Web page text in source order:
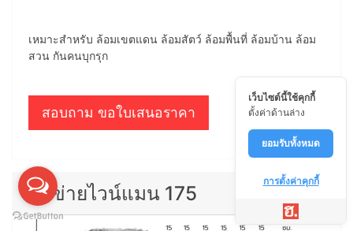
เหมาะสำหรับ ล้อมเขตแดน ล้อมสัตว์ ล้อมพื้นที่ ล้อมบ้าน ล้อม
สวน กันคนบุกรุก
สอบถาม ขอใบเสนอราคา
ตาข่ายไวน์แมน 175
เว็บไซต์นี้ใช้คุกกี้
ตั้งค่าด้านล่าง
ยอมรับทั้งหมด
การตั้งค่าคุกกี้